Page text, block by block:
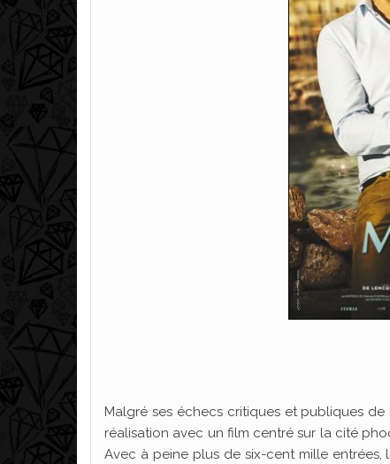
Malgré ses échecs critiques et publiques de
réalisation avec un film centré sur la cité
Avec à peine plus de six-cent mille